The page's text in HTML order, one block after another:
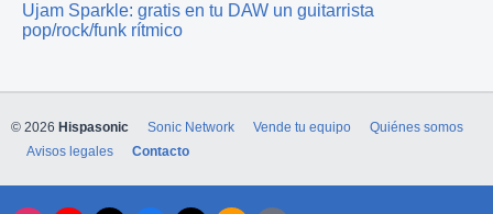
Ujam Sparkle: gratis en tu DAW un guitarrista
pop/rock/funk rítmico
© 2026 Hispasonic Sonic Network Vende tu equipo
Quiénes somos
Avisos legales
Contacto